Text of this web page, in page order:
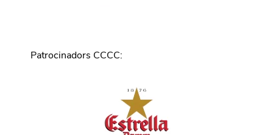
Patrocinadors CCCC: